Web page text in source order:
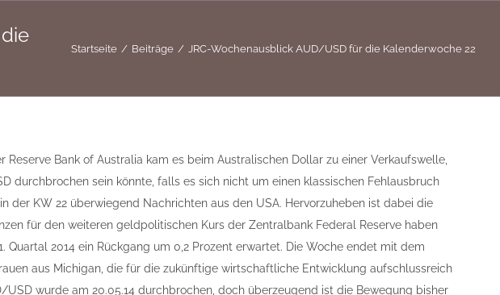
Startseite Beiträge JRC-Wochenausblick AUD/USD für die Kalenderwoche 22
Bank of Australia kam es beim Australischen Dollar zu einer Verkaufswelle,
durchbrochen sein könnte, falls es sich nicht um einen klassischen Fehlausbruch
der KW 22 überwiegend Nachrichten aus den USA. Hervorzuheben ist dabei die
für den weiteren geldpolitischen Kurs der Zentralbank Federal Reserve haben
Quartal 2014 ein Rückgang um 0,2 Prozent erwartet. Die Woche endet mit dem
aus Michigan, die für die zukünftige wirtschaftliche Entwicklung aufschlussreich
USD wurde am 20.05.14 durchbrochen, doch überzeugend ist die Bewegung bisher